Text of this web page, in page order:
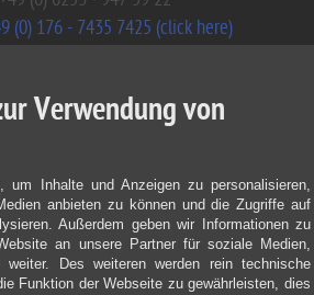
(0) 176 - 7435 7425 (click here)
Verwendung von
um Inhalte und Anzeigen zu personalisieren,
anbieten zu können und die Zugriffe auf
Außerdem geben wir Informationen zu
an unsere Partner für soziale Medien,
weiter. Des weiteren werden rein technische
Funktion der Webseite zu gewährleisten, dies